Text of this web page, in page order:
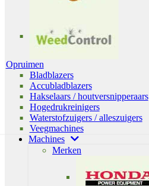
Opruimen
Bladblazers
Accubladblazers
Hakselaars / houtversnipperaars
Hogedrukreinigers
Waterstofzuigers / alleszuigers
Veegmachines
Machines
Merken